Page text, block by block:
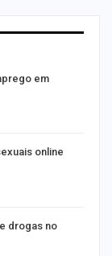
em
online
drogas no